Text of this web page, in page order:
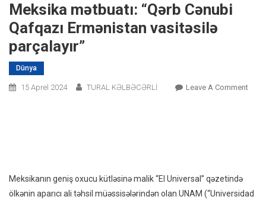
Meksika mətbuatı: “Qərb Cənubi
Qafqazı Ermənistan vasitəsilə
parçalayır”
Dünya
15 Aprel 2024 TURAL KƏLBƏCƏRLİ Leave A CommentOn
Meksikanın geniş oxucu kütləsinə malik “El Universal” qəzetində
ölkənin aparıcı ali təhsil müəssisələrindən olan UNAM (“Universidad